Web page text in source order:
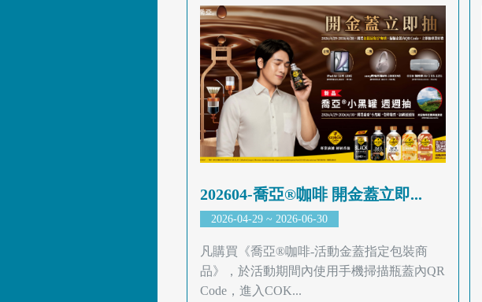
202604-喬亞®咖啡 開金蓋立即...
2026-04-29 ~ 2026-06-30
凡購買《喬亞®咖啡-活動金蓋指定包裝商
品》，於活動期間內使用手機掃描瓶蓋內QR
Code，進入COK...